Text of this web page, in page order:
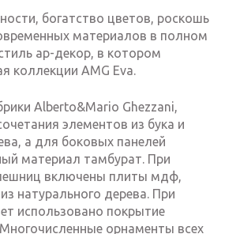
богатство цветов, роскошь
материалов в полном
ар-декор, в котором
коллекции AMG Eva.
Alberto&Mario Ghezzani,
элементов из бука и
а для боковых панелей
материал тамбурат. При
включены плиты мдф,
натурального дерева. При
использовано покрытие
орнаменты всех